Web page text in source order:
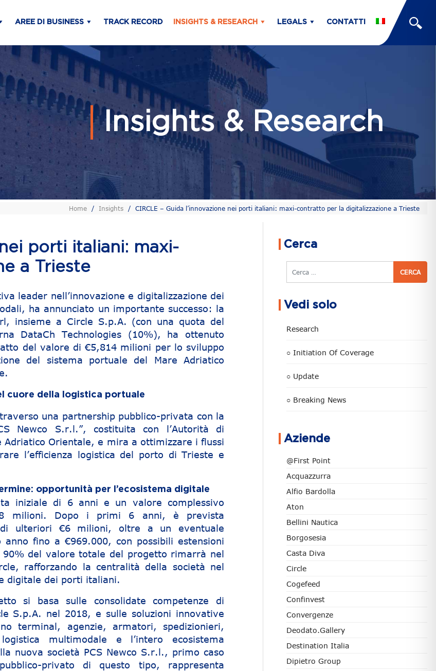
AREE DI BUSINESS TRACK RECORD INSIGHTS & RESEARCH LEGALS CONTATTI
Insights & Research
Home / Insights / CIRCLE – Guida l’innovazione nei porti italiani: maxi-contratto per la digitalizzazione a Trieste
porti italiani: maxi-
a Trieste
leader nell’innovazione e digitalizzazione dei
ha annunciato un importante successo: la
insieme a Circle S.p.A. (con una quota del
DataCh Technologies (10%), ha ottenuto
del valore di €5,814 milioni per lo sviluppo
del sistema portuale del Mare Adriatico
cuore della logistica portuale
una partnership pubblico-privata con la
Newco S.r.l.”, costituita con l’Autorità di
Adriatico Orientale, e mira a ottimizzare i flussi
l’efficienza logistica del porto di Trieste e
opportunità per l’ecosistema digitale
iniziale di 6 anni e un valore complessivo
milioni. Dopo i primi 6 anni, è prevista
di ulteriori €6 milioni, oltre a un eventuale
fino a €969.000, con possibili estensioni
del valore totale del progetto rimarrà nel
rafforzando la centralità della società nel
digitale dei porti italiani.
si basa sulle consolidate competenze di
S.p.A. nel 2018, e sulle soluzioni innovative
terminal, agenzie, armatori, spedizionieri,
multimodale e l’intero ecosistema
nuova società PCS Newco S.r.l., primo caso
privato di questo tipo, rappresenta
Cerca
Cerca
Vedi solo
Research
○ Initiation Of Coverage
○ Update
○ Breaking News
Aziende
@First Point
Acquazzurra
Alfio Bardolla
Aton
Bellini Nautica
Borgosesia
Casta Diva
Circle
Cogefeed
Confinvest
Convergenze
Deodato.Gallery
Destination Italia
Dipietro Group